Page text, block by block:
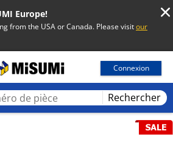
Europe!
from the USA or Canada. Please visitour
Connexion
Rechercher